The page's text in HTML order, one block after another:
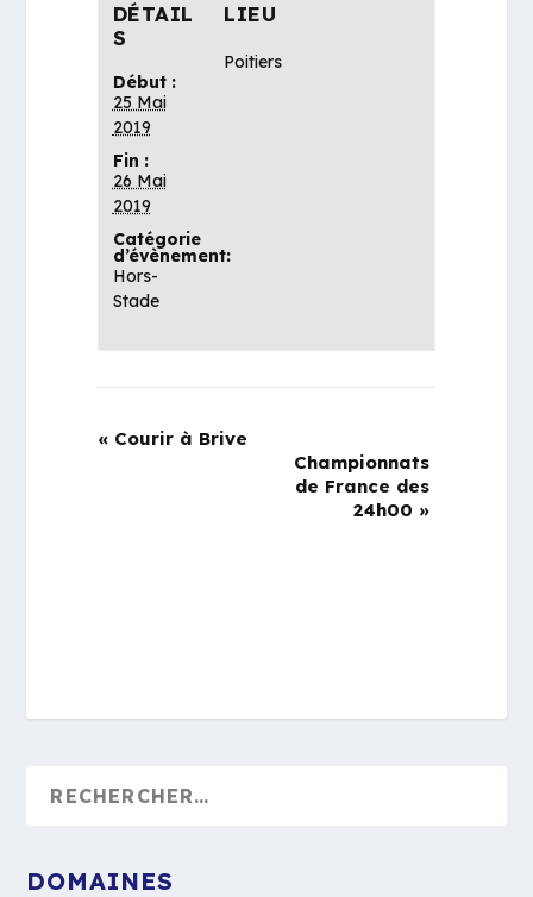
DÉTAIL
S
Début :
25 Mai
2019
Fin :
26 Mai
2019
Catégorie
d’évènement:
Hors-
Stade
LIEU
Poitiers
« Courir à Brive
Championnats
de France des
24h00 »
DOMAINES